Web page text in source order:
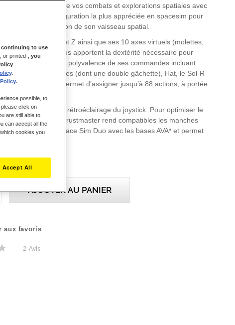
stellaire unique lors de vos combats et explorations spatiales avec
HOSAS, la configuration la plus appréciée en spacesim pour
les axes de direction de son vaisseau spatial.
de mouvement X, Y et Z ainsi que ses 10 axes virtuels (molettes,
gaz, mini-sticks) vous apportent la dextérité nécessaire pour
Grâce à la polyvalence de ses commandes incluant
switch, gâchettes (dont une double gâchette), Hat, le Sol-R
Sim Duo vous permet d’assigner jusqu’à 88 actions, à portée
iconique et du rétroéclairage du joystick. Pour optimiser le
de vos rêves, Thrustmaster rend compatibles les manches
Sol-R 2 HOSAS Space Sim Duo avec les bases AVA* et permet
R d’accueillir les grips actuels* et futurs* Thrustmaster.
AJOUTER AU PANIER
aux favoris
2 Avis
continuing to use
or printed-, you
.
.
possible, to
click on
are still able to
can accept all the
cookies you
Accept All